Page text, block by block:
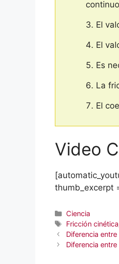
El
El
Es
La
El
Video
thumb_excerpt
Categorías
Ciencia
Etiquetas
Fricción cinética
Diferencia
Diferencia